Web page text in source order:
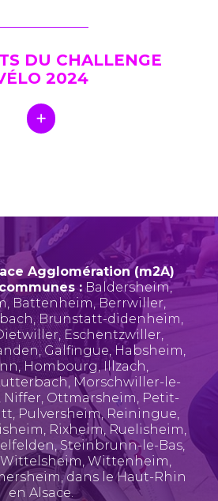
DU CHALLENGE
2024
Agglomération (m2A)
: Baldersheim,
, Battenheim, Berrwiller,
,Brunstatt-didenheim,
, Eschentzwiller,
,Galfingue, Habsheim,
, Hombourg,Illzach,
, Morschwiller-le-
, Niffer, Ottmarsheim, Petit-
, Pulversheim, Reiningue,
, Rixheim,Ruelisheim,
, Steinbrunn-le-Bas,
Wittelsheim,Wittenheim,
, dans le Haut-Rhin
en Alsace.